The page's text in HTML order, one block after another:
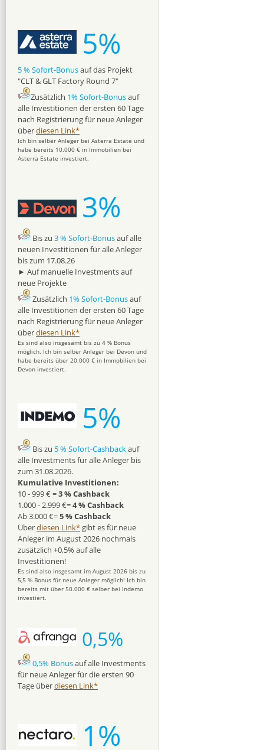
5%
5 % Sofort-Bonusauf das Projekt
"CLT & GLT Factory Round 7"
Zusätzlich 1% Sofort-Bonusauf
alle Investitionen der ersten 60 Tage
nach Registrierung für neue Anleger
überdiesen Link*
Ich bin selber Anleger bei Asterra Estate und
habe bereits 10.000 € in Immobilien bei
Asterra Estate investiert.
3%
Bis zu 3 % Sofort-Bonusauf alle
neuen Investitionen für alle Anleger
bis zum 17.08.26
► Auf manuelle Investments auf
neue Projekte
Zusätzlich 1% Sofort-Bonusauf
alle Investitionen der ersten 60 Tage
nach Registrierung für neue Anleger
überdiesen Link*
Es sind also insgesamt bis zu 4 % Bonus
möglich. Ich bin selber Anleger bei Devon und
habe bereits über 20.000 € in Immobilien bei
Devon investiert.
5%
Bis zu 5 % Sofort-Cashbackauf
alle Investments für alle Anleger bis
zum 31.08.2026.
Kumulative Investitionen:
10 - 999 € =3 % Cashback
1.000 - 2.999 €=4 % Cashback
Ab 3.000 €=5 % Cashback
Überdiesen Link* gibt es für neue
Anleger im August 2026 nochmals
zusätzlich +0,5% auf alle
Investitionen!
Es sind also insgesamt im August 2026 bis zu
5,5 % Bonus für neue Anleger möglich! Ich bin
bereits mit über 50.000 € selber bei Indemo
investiert.
0,5%
0,5% Bonusauf alle Investments
für neue Anleger für die ersten 90
Tage überdiesen Link*
1%